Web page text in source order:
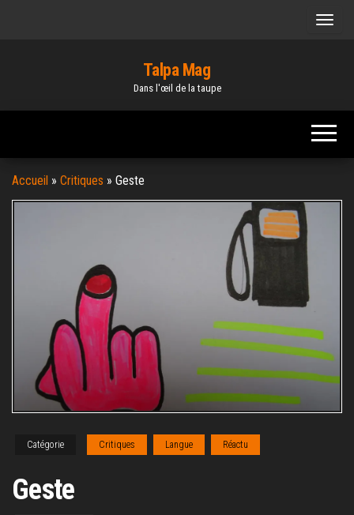
Talpa Mag
Dans l'œil de la taupe
Accueil » Critiques » Geste
Catégorie Critiques Langue Réactu
Geste